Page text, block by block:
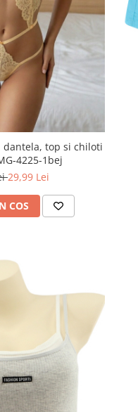
dantela, top si chiloti
4225-1bej
29,99 Lei
COS